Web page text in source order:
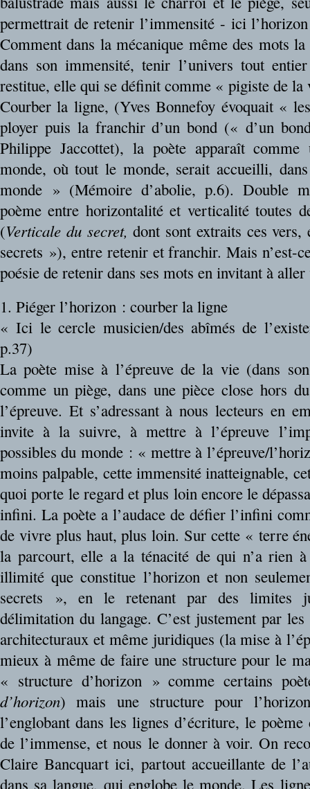
permettrait de retenir l’immensité - ici
Comment dans la mécanique même des mots
dans son immensité, tenir l’univers tout
restitue, elle qui se définit comme « pigiste de la
Courber la ligne, (Yves Bonnefoy évoquait «
ployer puis la franchir d’un bond (« d’un
Philippe Jaccottet), la poète apparaît comme
monde, où tout le monde, serait accueilli,
monde » (Mémoire d’abolie, p.6). Double
poème entre horizontalité et verticalité toutes
(Verticale du secret, dont sont extraits ces
secrets »), entre retenir et franchir. Mais n’est-
poésie de retenir dans ses mots en invitant à
1. Piéger l’horizon : courber la ligne
« Ici le cercle musicien/des abîmés de
p.37)
La poète mise à l’épreuve de la vie (dans
comme un piège, dans une pièce close hors
l’épreuve. Et s’adressant à nous lecteurs en
invite à la suivre, à mettre à l’épreuve
possibles du monde : « mettre à l’épreuve/
moins palpable, cette immensité inatteignable,
quoi porte le regard et plus loin encore le
infini. La poète a l’audace de défier l’infini
de vivre plus haut, plus loin. Sur cette « terre
la parcourt, elle a la ténacité de qui n’a rien
illimité que constitue l’horizon et non
secrets », en le retenant par des limites
délimitation du langage. C’est justement par
architecturaux et même juridiques (la mise à
mieux à même de faire une structure pour le
« structure d’horizon » comme certains
d’horizon) mais une structure pour
l’englobant dans les lignes d’écriture, le
de l’immense, et nous le donner à voir. On
Claire Bancquart ici, partout accueillante de
dans sa langue, qui englobe le monde. Les